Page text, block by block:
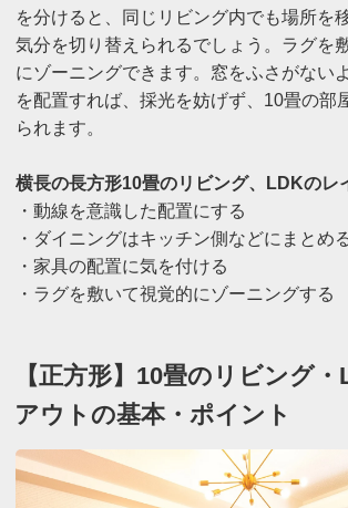
を分けると、同じリビング内でも場所を
気分を切り替えられるでしょう。ラグを
にゾーニングできます。窓をふさがない
を配置すれば、採光を妨げず、10畳の部
られます。
横長の長方形10畳のリビング、LDKのレ
・動線を意識した配置にする
・ダイニングはキッチン側などにまとめ
・家具の配置に気を付ける
・ラグを敷いて視覚的にゾーニングする
【正方形】10畳のリビング
アウトの基本・ポイント